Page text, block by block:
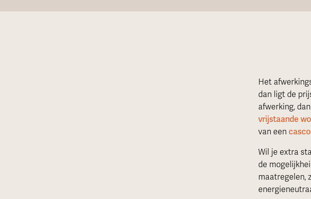
Het
dan ligt de
afwerking,
vrijstaande
van een
Wil je extra
de
maatregelen,